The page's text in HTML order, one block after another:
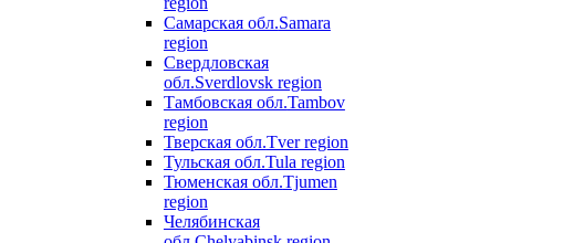
Самарская обл.Samara
region
Свердловская
обл.Sverdlovsk region
Тамбовская обл.Tambov
region
Тверская обл.Tver region
Тульская обл.Tula region
Тюменская обл.Tjumen
region
Челябинская